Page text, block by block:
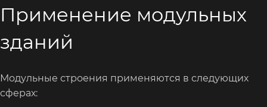
Применение модульных
зданий
Модульные строения применяются в следующих
сферах: